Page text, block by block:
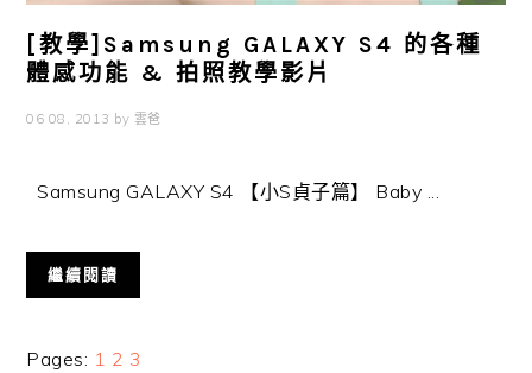
[教學]Samsung GALAXY S4 的各種
體感功能 & 拍照教學影片
06 08, 2013 by 雲爸
Samsung GALAXY S4 【小S貞子篇】 Baby ...
繼續閱讀
Pages: Page
1 Page
2 Page
3